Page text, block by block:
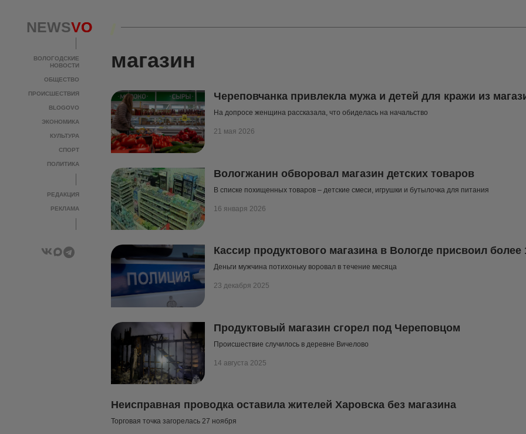
NEWSVO
ВОЛОГОДСКИЕ
НОВОСТИ
ОБЩЕСТВО
ПРОИСШЕСТВИЯ
BLOGOVO
ЭКОНОМИКА
КУЛЬТУРА
СПОРТ
ПОЛИТИКА
РЕДАКЦИЯ
РЕКЛАМА
NEWSVO
ВОЛОГОДСКИЕ
НОВОСТИ
ОБЩЕСТВО
ПРОИСШЕСТВИЯ
BLOGOVO
ЭКОНОМИКА
КУЛЬТУРА
СПОРТ
ПОЛИТИКА
РЕДАКЦИЯ
РЕКЛАМА
магазин
Череповчанка привлекла мужа и детей для кражи из
На допросе женщина рассказала, что обиделась на начальство
21 мая 2026
Вологжанин обворовал магазин детских товаров
В списке похищенных товаров – детские смеси, игрушки и бутылочка для питания
16 января 2026
Кассир продуктового магазина в Вологде присвоил
Деньги мужчина потихоньку воровал в течение месяца
23 декабря 2025
Продуктовый магазин сгорел под Череповцом
Происшествие случилось в деревне Вичелово
14 августа 2025
Неисправная проводка оставила жителей Харовска без магазина
Торговая точка загорелась 27 ноября